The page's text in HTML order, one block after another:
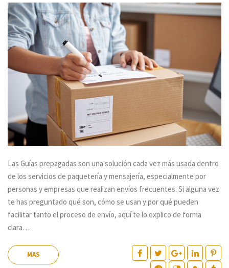
Las Guías prepagadas son una solución cada vez más usada dentro
de los servicios de paquetería y mensajería, especialmente por
personas y empresas que realizan envíos frecuentes. Si alguna vez
te has preguntado qué son, cómo se usan y por qué pueden
facilitar tanto el proceso de envío, aquí te lo explico de forma
clara…
MAS